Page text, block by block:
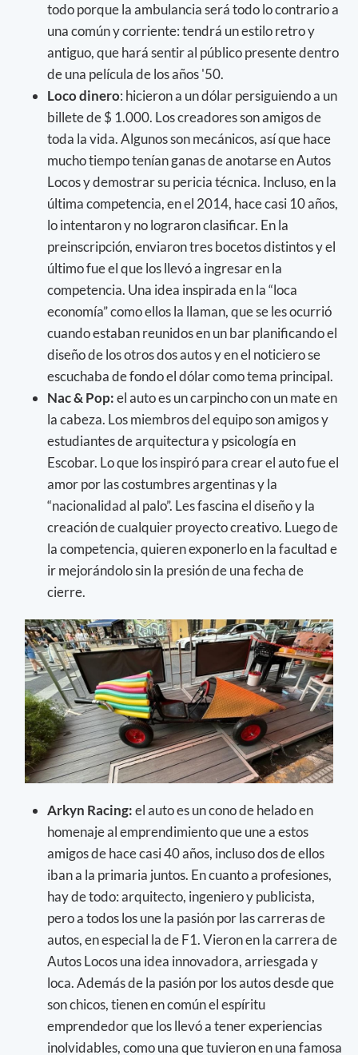
todo porque la ambulancia será todo lo contrario a
una común y corriente: tendrá un estilo retro y
antiguo, que hará sentir al público presente dentro
de una película de los años '50.
Loco dinero: hicieron a un dólar persiguiendo a un
billete de $ 1.000. Los creadores son amigos de
toda la vida. Algunos son mecánicos, así que hace
mucho tiempo tenían ganas de anotarse en Autos
Locos y demostrar su pericia técnica. Incluso, en la
última competencia, en el 2014, hace casi 10 años,
lo intentaron y no lograron clasificar. En la
preinscripción, enviaron tres bocetos distintos y el
último fue el que los llevó a ingresar en la
competencia. Una idea inspirada en la “loca
economía” como ellos la llaman, que se les ocurrió
cuando estaban reunidos en un bar planificando el
diseño de los otros dos autos y en el noticiero se
escuchaba de fondo el dólar como tema principal.
Nac & Pop:el auto es un carpincho con un mate en
la cabeza. Los miembros del equipo son amigos y
estudiantes de arquitectura y psicología en
Escobar. Lo que los inspiró para crear el auto fue el
amor por las costumbres argentinas y la
“nacionalidad al palo”. Les fascina el diseño y la
creación de cualquier proyecto creativo. Luego de
la competencia, quieren exponerlo en la facultad e
ir mejorándolo sin la presión de una fecha de
cierre.
Arkyn Racing:el auto es un cono de helado en
homenaje al emprendimiento que une a estos
amigos de hace casi 40 años, incluso dos de ellos
iban a la primaria juntos. En cuanto a profesiones,
hay de todo: arquitecto, ingeniero y publicista,
pero a todos los une la pasión por las carreras de
autos, en especial la de F1. Vieron en la carrera de
Autos Locos una idea innovadora, arriesgada y
loca. Además de la pasión por los autos desde que
son chicos, tienen en común el espíritu
emprendedor que los llevó a tener experiencias
inolvidables, como una que tuvieron en una famosa